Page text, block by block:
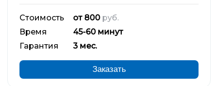
Стоимость от 800 руб.
Время
45-60 минут
Гарантия
3 мес.
Заказать